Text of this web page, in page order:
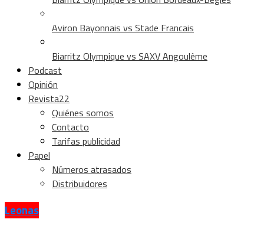
Aviron Bayonnais vs Stade Francais
Biarritz Olympique vs SAXV Angoulême
Podcast
Opinión
Revista22
Quiénes somos
Contacto
Tarifas publicidad
Papel
Números atrasados
Distribuidores
Leonas